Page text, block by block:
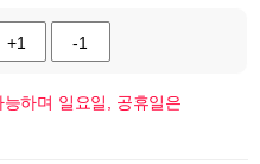
+1 -1
하며 일요일, 공휴일은